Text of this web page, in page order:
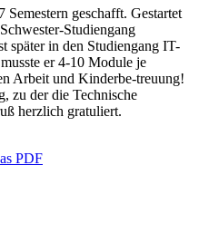
geschafft. Gestartet
Studiengang
später in den Studiengang IT-
er 4-10 Module je
Arbeit und Kinderbe-treuung!
zu der die Technische
herzlich gratuliert.
PDF